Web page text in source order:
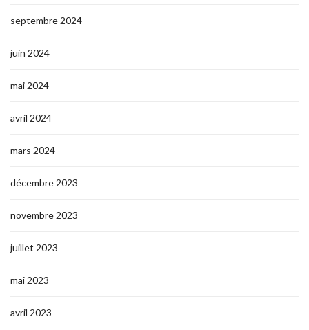
septembre 2024
juin 2024
mai 2024
avril 2024
mars 2024
décembre 2023
novembre 2023
juillet 2023
mai 2023
avril 2023